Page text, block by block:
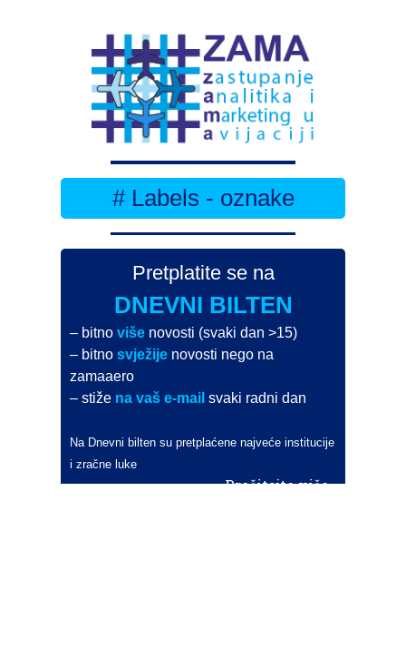
# Labels - oznake
Pretplatite se na
DNEVNI BILTEN
– bitnoviše novosti (svaki dan >15)
– bitnosvježije novosti nego na
zamaaero
– stiže na vaš e-mail svaki radni dan
Na Dnevni bilten su pretplaćene najveće institucije
i zračne luke
Pročitajte više>